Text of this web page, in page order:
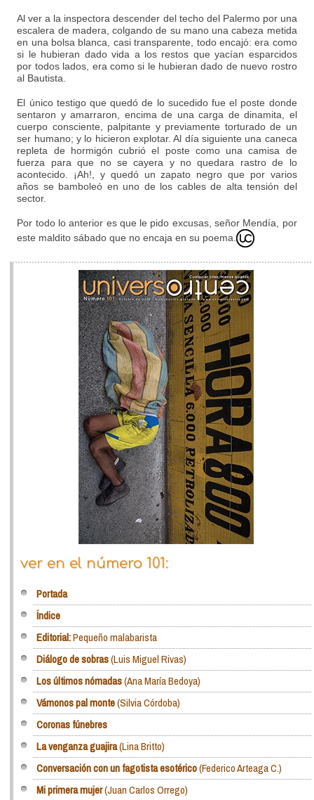
Al ver a la inspectora descender del techo del Palermo por una
escalera de madera, colgando de su mano una cabeza metida
en una bolsa blanca, casi transparente, todo encajó: era como
si le hubieran dado vida a los restos que yacían esparcidos
por todos lados, era como si le hubieran dado de nuevo rostro
al Bautista.
El único testigo que quedó de lo sucedido fue el poste donde
sentaron y amarraron, encima de una carga de dinamita, el
cuerpo consciente, palpitante y previamente torturado de un
ser humano; y lo hicieron explotar. Al día siguiente una caneca
repleta de hormigón cubrió el poste como una camisa de
fuerza para que no se cayera y no quedara rastro de lo
acontecido. ¡Ah!, y quedó un zapato negro que por varios
años se bamboleó en uno de los cables de alta tensión del
sector.
Por todo lo anterior es que le pido excusas, señor Mendía, por
este maldito sábado que no encaja en su poema.
ver en el número 101:
Portada
Índice
Editorial:Pequeño malabarista
Diálogo de sobras(Luis Miguel Rivas)
Los últimos nómadas(Ana María Bedoya)
Vámonos pal monte(Silvia Córdoba)
Coronas fúnebres
La venganza guajira(Lina Britto)
Conversación con un fagotista esotérico(Federico Arteaga C.)
Mi primera mujer(Juan Carlos Orrego)